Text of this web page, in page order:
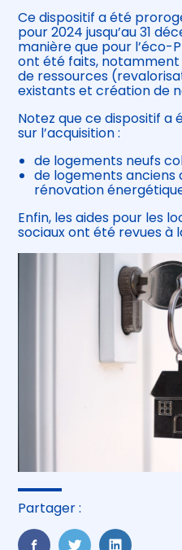
Ce dispositif a été
pour 2024 jusqu’au 31
manière que pour l’éco-
ont été faits,
de ressources
existants et création de
Notez que ce dispositif
sur l’acquisition :
de logements neufs
de logements anciens
rénovation
Enfin, les aides pour les
sociaux ont été revues à
Partager :